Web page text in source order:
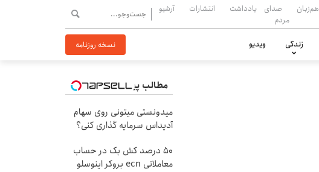
هم‌زبان
صدای
مردم
یادداشت انتشارات آرشیو
زندگی ویدیو نسخه روزنامه
مطالب پیشنهادی
میدونستی میتونی روی سهام
آدیداس سرمایه گذاری کنی؟
۵۰ درصد کش بک در حساب
معاملاتی ecn بروکر اینوسلو